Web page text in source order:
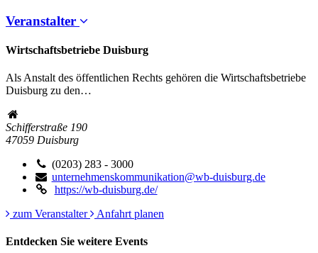
Veranstalter
Wirtschaftsbetriebe Duisburg
Als Anstalt des öffentlichen Rechts gehören die Wirtschaftsbetriebe
Duisburg zu den…
Schifferstraße 190
47059 Duisburg
(0203) 283 - 3000
unternehmenskommunikation@wb-duisburg.de
https://wb-duisburg.de/
zum Veranstalter
Anfahrt planen
Entdecken Sie weitere Events